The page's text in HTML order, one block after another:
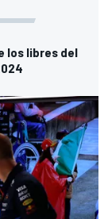
los libres del